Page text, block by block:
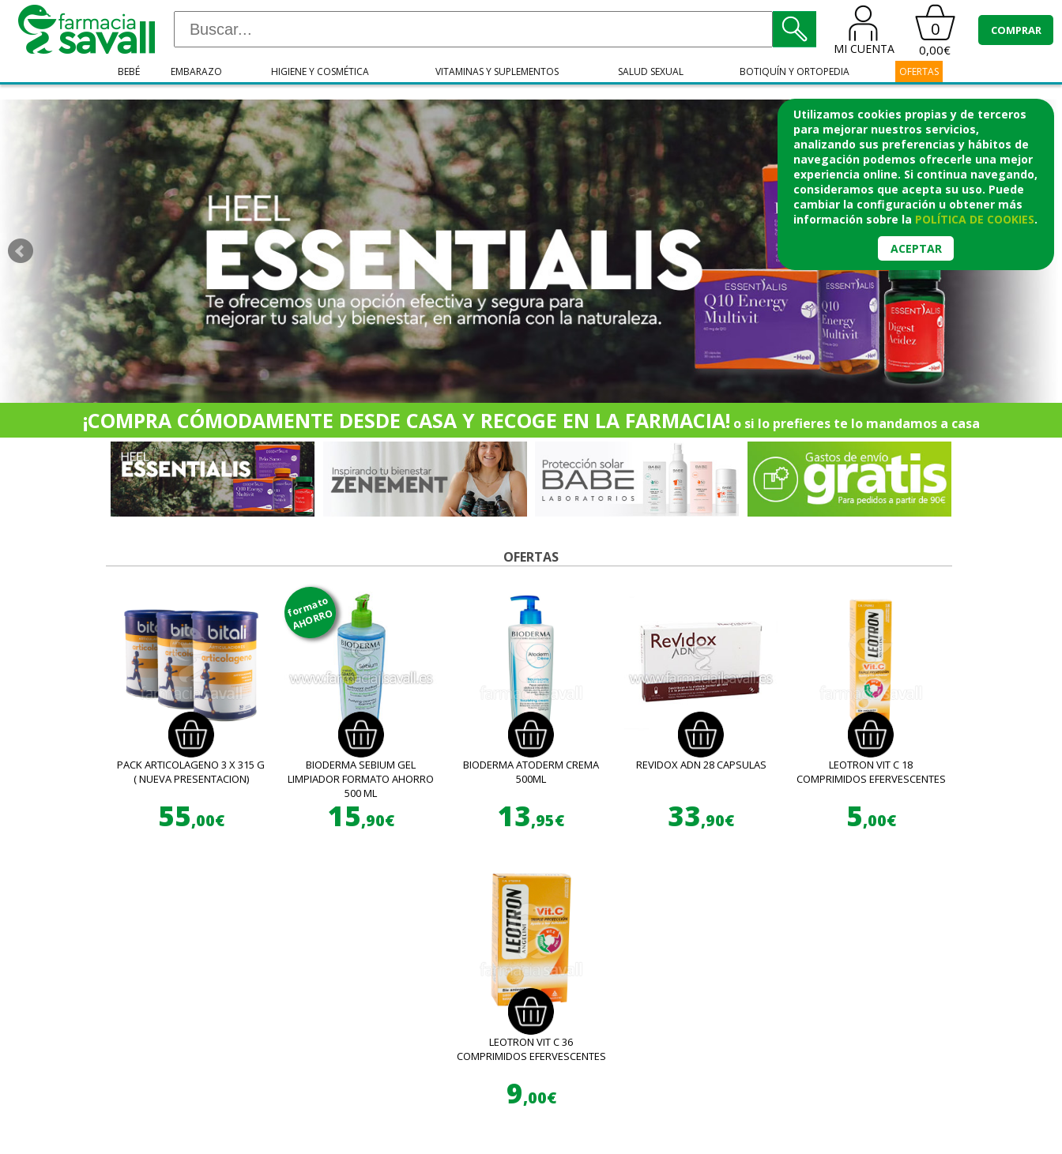
Utilizamos cookies propias y de terceros
para mejorar nuestros servicios,
analizando sus preferencias y hábitos de
navegación podemos ofrecerle una mejor
experiencia online. Si continua navegando,
consideramos que acepta su uso. Puede
cambiar la configuración u obtener más
información sobre la POLÍTICA DE COOKIES.
ACEPTAR
MI CUENTA
0
0,00€
COMPRAR
BEBÉ EMBARAZO HIGIENE Y COSMÉTICA VITAMINAS Y SUPLEMENTOS SALUD SEXUAL BOTIQUÍN Y ORTOPEDIA OFERTAS
¡COMPRA CÓMODAMENTE DESDE CASA Y RECOGE EN LA FARMACIA! o si lo prefieres te lo mandamos a casa
OFERTAS
PACK ARTICOLAGENO 3 X 315 G
( NUEVA PRESENTACION)
55,00€
formato
AHORRO
BIODERMA SEBIUM GEL
LIMPIADOR FORMATO AHORRO
500 ML
15,90€
BIODERMA ATODERM CREMA
500ML
13,95€
REVIDOX ADN 28 CAPSULAS
33,90€
LEOTRON VIT C 18
COMPRIMIDOS EFERVESCENTES
5,00€
LEOTRON VIT C 36
COMPRIMIDOS EFERVESCENTES
9,00€